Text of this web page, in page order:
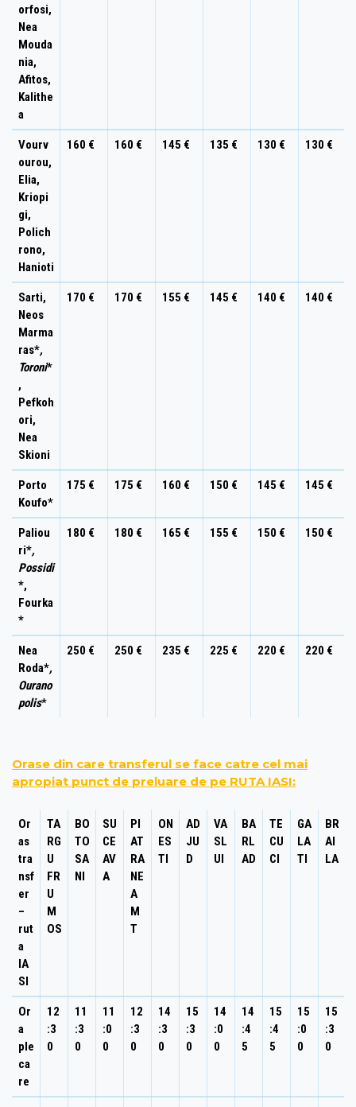
orfosi,
Nea
Mouda
nia,
Afitos,
Kalithe
a
Vourv
ourou,
Elia,
Kriopi
gi,
Polich
rono,
Hanioti
160 € 160 € 145 € 135 € 130 € 130 €
Sarti,
Neos
Marma
ras*,
Toroni*
,
Pefkoh
ori,
Nea
Skioni
170 € 170 € 155 € 145 € 140 € 140 €
Porto
Koufo*
175 € 175 € 160 € 150 € 145 € 145 €
Paliou
ri*,
Possidi
*,
Fourka
*
180 € 180 € 165 € 155 € 150 € 150 €
Nea
Roda*,
Ourano
polis*
250 € 250 € 235 € 225 € 220 € 220 €
Orase din care transferul se face catre cel mai
apropiat punct de preluare de pe RUTA IASI:
Or
as
tra
nsf
er
–
rut
a
IA
SI
TA
RG
U
FR
U
M
OS
BO
TO
SA
NI
SU
CE
AV
A
PI
AT
RA
NE
A
M
T
ON
ES
TI
AD
JU
D
VA
SL
UI
BA
RL
AD
TE
CU
CI
GA
LA
TI
BR
AI
LA
Or
a
ple
ca
re
12
:3
0
11
:3
0
11
:0
0
12
:3
0
14
:3
0
15
:3
0
14
:0
0
14
:4
5
15
:4
5
15
:0
0
15
:3
0